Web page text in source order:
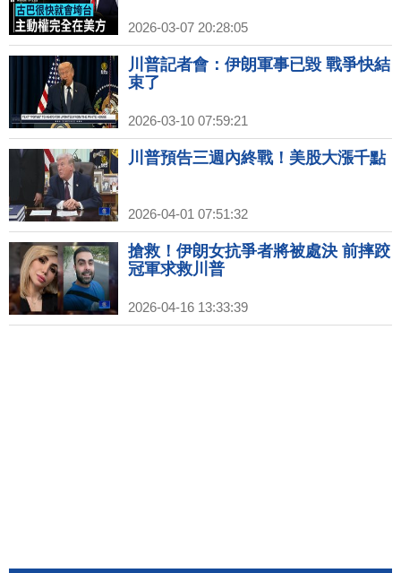
2026-03-07 20:28:05
川普記者會：伊朗軍事已毀 戰爭快結
束了
2026-03-10 07:59:21
川普預告三週內終戰！美股大漲千點
2026-04-01 07:51:32
搶救！伊朗女抗爭者將被處決 前摔跤
冠軍求救川普
2026-04-16 13:33:39